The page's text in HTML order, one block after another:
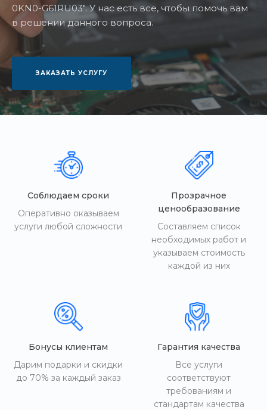
0KN0-G61RU03". У нас есть все, чтобы помочь вам
в решении данного вопроса.
ЗАКАЗАТЬ УСЛУГУ
Соблюдаем сроки
Оперативно оказываем
услуги любой сложности
Прозрачное
ценообразование
Составляем список
необходимых работ и
указываем стоимость
каждой из них
Бонусы клиентам
Дарим подарки и скидки
до 70% за каждый заказ
Гарантия качества
Все услуги
соответствуют
требованиям и
стандартам качества